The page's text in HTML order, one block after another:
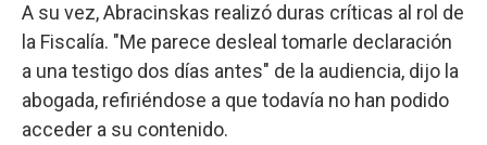
A su vez, Abracinskas realizó duras críticas al rol de
la Fiscalía. "Me parece desleal tomarle declaración
a una testigo dos días antes" de la audiencia, dijo la
abogada, refiriéndose a que todavía no han podido
acceder a su contenido.